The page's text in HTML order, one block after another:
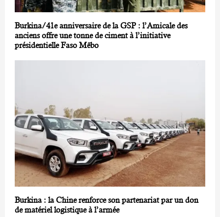
Burkina/41e anniversaire de la GSP : l’Amicale des
anciens offre une tonne de ciment à l’initiative
présidentielle Faso Mêbo
Burkina : la Chine renforce son partenariat par un don
de matériel logistique à l’armée